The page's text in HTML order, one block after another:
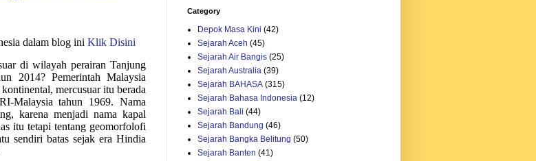
dalam blog ini Klik Disini
di wilayah perairan Tanjung
2014? Pemerintah Malaysia
mercusuar itu berada
Malaysia tahun 1969. Nama
karena menjadi nama kapal
itu tetapi tentang geomorfolofi
sendiri batas sejak era Hindia
Category
Depok Masa Kini (42)
Sejarah Aceh (45)
Sejarah Air Bangis (25)
Sejarah Australia (39)
Sejarah BAHASA (315)
Sejarah Bahasa Indonesia (12)
Sejarah Bali (44)
Sejarah Bandung (46)
Sejarah Bangka Belitung (50)
Sejarah Banten (41)